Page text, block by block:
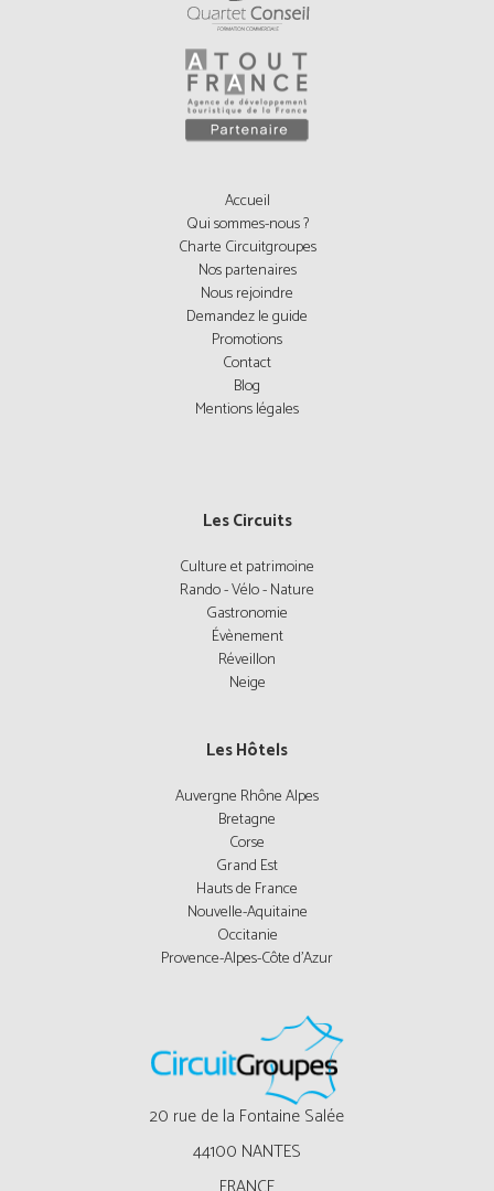
Accueil
Qui sommes-nous ?
Charte Circuitgroupes
Nos partenaires
Nous rejoindre
Demandez le guide
Promotions
Contact
Blog
Mentions légales
Les Circuits
Culture et patrimoine
Rando - Vélo - Nature
Gastronomie
Évènement
Réveillon
Neige
Les Hôtels
Auvergne Rhône Alpes
Bretagne
Corse
Grand Est
Hauts de France
Nouvelle-Aquitaine
Occitanie
Provence-Alpes-Côte d'Azur
20 rue de la Fontaine Salée
44100 NANTES